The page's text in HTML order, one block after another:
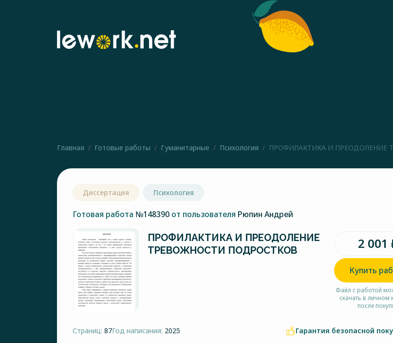
Главная Готовые работы Гуманитарные Психология ПРОФИЛАКТИКА И ПРЕОДОЛЕНИЕ
Диссертация Психология
Готовая работа №148390 от пользователя Рюпин Андрей
ПРОФИЛАКТИКА И ПРЕОДОЛЕНИЕ
ТРЕВОЖНОСТИ ПОДРОСТКОВ
2 001
Купить
Файл с работой
скачать в личном
после
Страниц: 87Год написания: 2025
Гарантия безопасной